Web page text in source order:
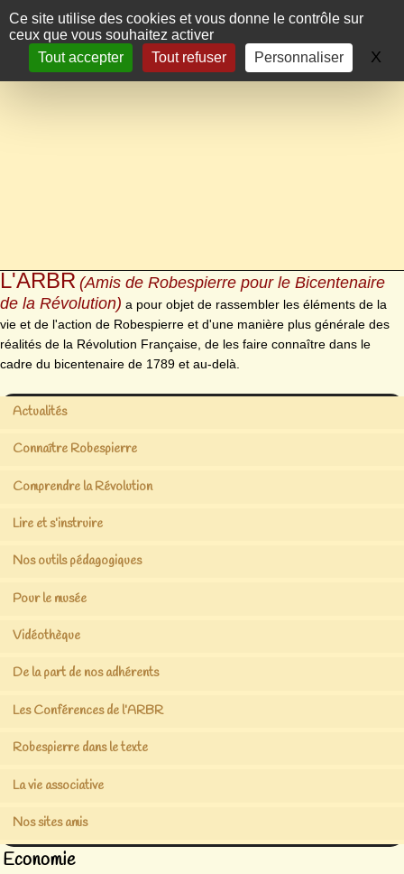
Panneau de gestion des cookies
Ce site utilise des cookies et vous donne le contrôle sur
ceux que vous souhaitez activer
Tout accepter
Tout refuser Personnaliser X
L'ARBR (Amis de Robespierre pour le Bicentenaire
de la Révolution) a pour objet de rassembler les éléments de la
vie et de l'action de Robespierre et d'une manière plus générale des
réalités de la Révolution Française, de les faire connaître dans le
cadre du bicentenaire de 1789 et au-delà.
Actualités
Connaître Robespierre
Comprendre la Révolution
Lire et s’instruire
Nos outils pédagogiques
Pour le musée
Vidéothèque
De la part de nos adhérents
Les Conférences de l’ARBR
Robespierre dans le texte
La vie associative
Nos sites amis
Economie